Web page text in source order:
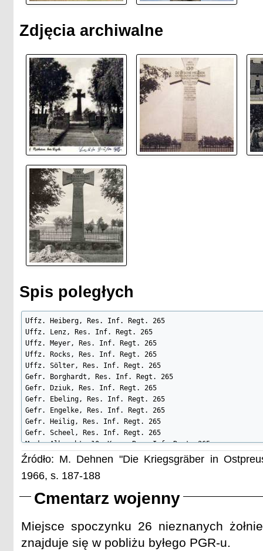
Zdjęcia archiwalne
Spis poległych
Uffz. Heiberg, Res. Inf. Regt. 265
Uffz. Lenz, Res. Inf. Regt. 265
Uffz. Meyer, Res. Inf. Regt. 265
Uffz. Rocks, Res. Inf. Regt. 265
Uffz. Sölter, Res. Inf. Regt. 265
Gefr. Borghardt, Res. Inf. Regt. 265
Gefr. Dziuk, Res. Inf. Regt. 265
Gefr. Ebeling, Res. Inf. Regt. 265
Gefr. Engelke, Res. Inf. Regt. 265
Gefr. Heilig, Res. Inf. Regt. 265
Gefr. Scheel, Res. Inf. Regt. 265
Musk. Albrecht, 10. Komp. Res. Inf. Regt. 265
Musk. Albrecht, 12. Komp. Res. Inf. Regt. 265
Musk. Alhorn (Ollhorn), Res. Inf. Regt. 265
Uffz. Basedow, Res. Inf. Regt. 265
Musk. Böttcher, Res. Inf. Regt. 265
Musk. Breitkamp, Res. Inf. Regt. 265
Musk. Brügmann, Res. Inf. Regt. 265
Musk. Buhr, Res. Inf. Regt. 265
Źródło: M. Dehnen "Die Kriegsgräber in
1966, s. 187-188
Cmentarz wojenny
Miejsce spoczynku 26 nieznanych
znajduje się w pobliżu byłego PGR-u.